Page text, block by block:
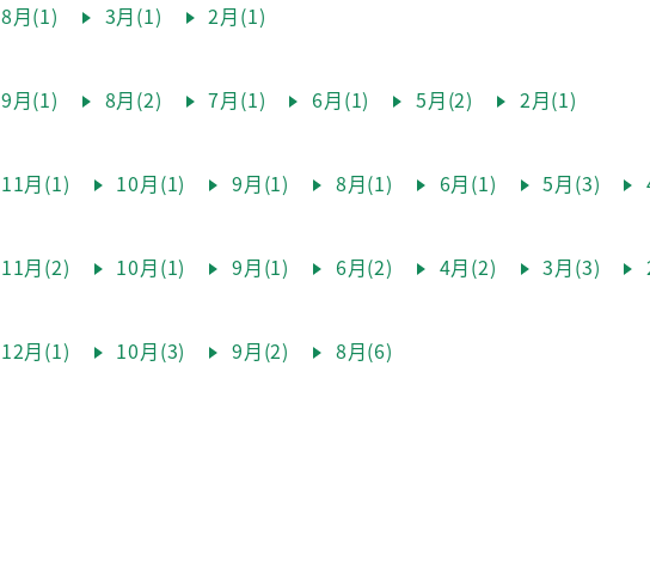
8月(1) 3月(1) 2月(1)
9月(1) 8月(2) 7月(1) 6月(1) 5月(2) 2月(1)
11月(1) 10月(1) 9月(1) 8月(1) 6月(1) 5月(3)
11月(2) 10月(1) 9月(1) 6月(2) 4月(2) 3月(3)
12月(1) 10月(3) 9月(2) 8月(6)